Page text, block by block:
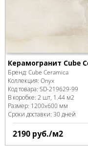
Керамогранит Cube
Бренд: Cube Ceramica
Коллекция: Onyx
Код товара: SD-219629-99
В коробке: 2 шт, 1.44 м2
Размер: 1200x600 мм
Сроки доставки: 30 дней
2190 руб./м2